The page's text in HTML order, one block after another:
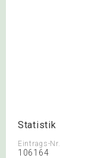
Statistik
Eintrags-Nr.
106164